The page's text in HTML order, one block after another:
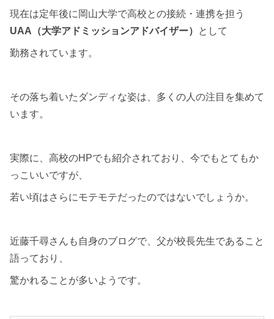
現在は定年後に岡山大学で高校との接続・連携を担う
UAA（大学アドミッションアドバイザー）
として
勤務されています。
その落ち着いたダンディな姿は、多くの人の注目を集めて
います。
実際に、高校のHPでも紹介されており、今でもとてもか
っこいいですが、
若い頃はさらにモテモテだったのではないでしょうか。
近藤千尋さんも自身のブログで、父が校長先生であること
語っており、
驚かれることが多いようです。